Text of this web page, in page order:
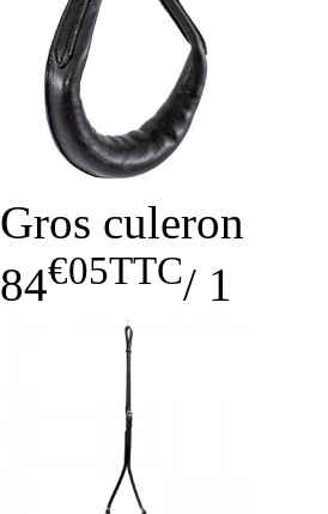
Gros culeron
84€05TTC/ 1